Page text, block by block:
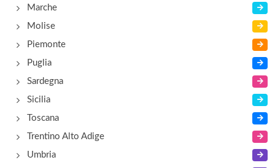
Marche
Molise
Piemonte
Puglia
Sardegna
Sicilia
Toscana
Trentino Alto Adige
Umbria